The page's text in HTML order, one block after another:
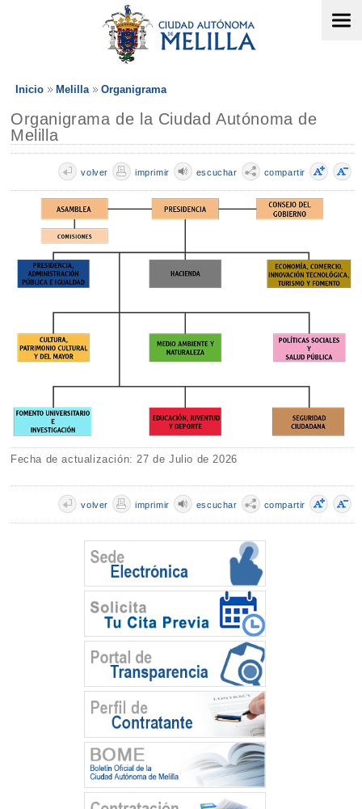
Inicio Melilla Organigrama
Organigrama de la Ciudad Autónoma de
Melilla
compartir
escuchar
imprimir
volver
Fecha de actualización: 27 de Julio de 2026
compartir
escuchar
imprimir
volver